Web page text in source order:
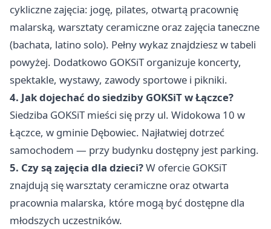
cykliczne zajęcia: jogę, pilates, otwartą pracownię
malarską, warsztaty ceramiczne oraz zajęcia taneczne
(bachata, latino solo). Pełny wykaz znajdziesz w tabeli
powyżej. Dodatkowo GOKSiT organizuje koncerty,
spektakle, wystawy, zawody sportowe i pikniki.
4. Jak dojechać do siedziby GOKSiT w Łączce?
Siedziba GOKSiT mieści się przy ul. Widokowa 10 w
Łączce, w gminie Dębowiec. Najłatwiej dotrzeć
samochodem — przy budynku dostępny jest parking.
5. Czy są zajęcia dla dzieci?W ofercie GOKSiT
znajdują się warsztaty ceramiczne oraz otwarta
pracownia malarska, które mogą być dostępne dla
młodszych uczestników.